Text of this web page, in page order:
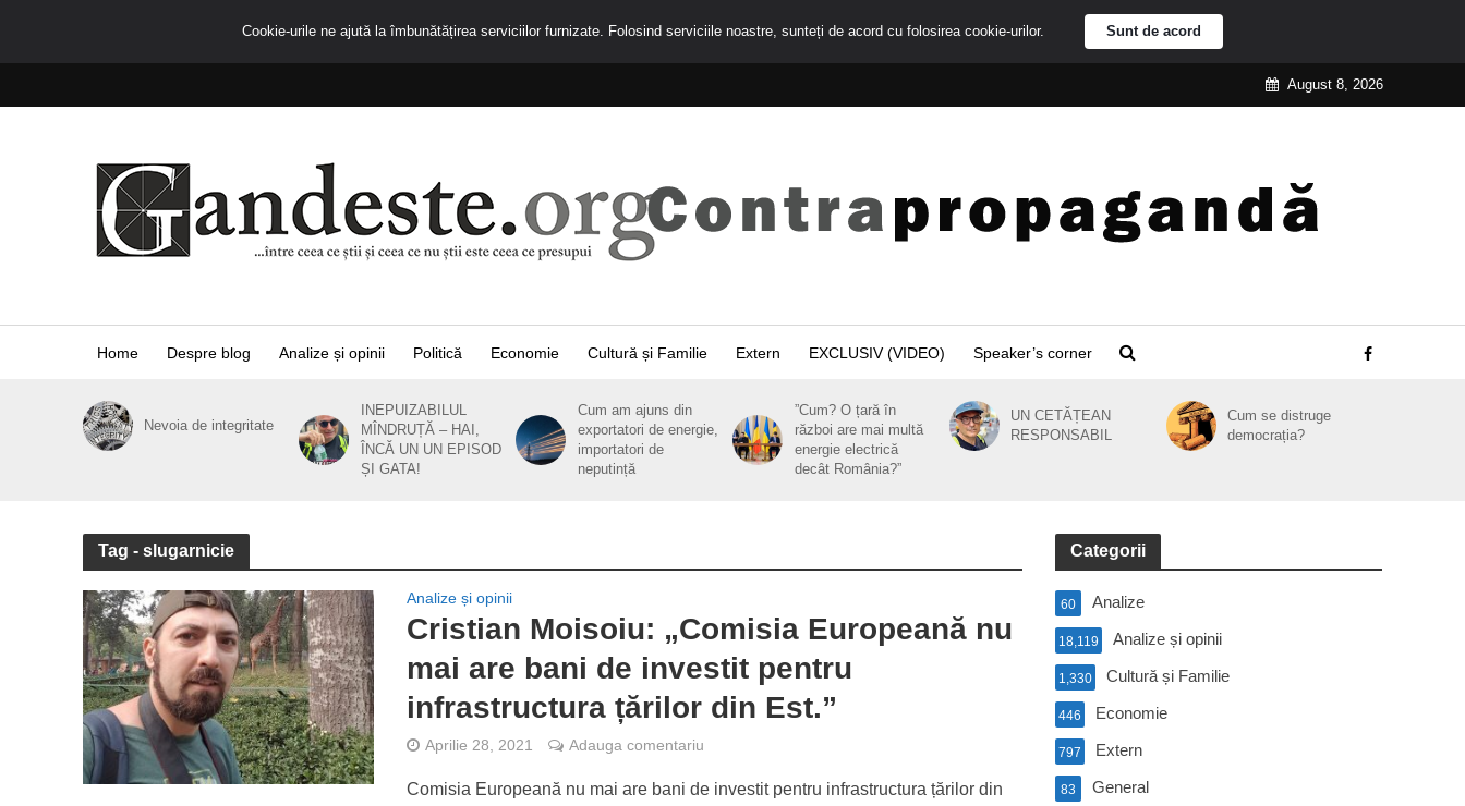
August 8, 2026
Home Despre blog Analize și opinii Politică Economie Cultură și Familie Extern EXCLUSIV (VIDEO) Speaker’s corner
Nevoia de integritate
INEPUIZABILUL
MÎNDRUȚĂ – HAI,
ÎNCĂ UN UN EPISOD
ȘI GATA!
Cum am ajuns din
exportatori de energie,
importatori de
neputință
”Cum? O țară în
război are mai multă
energie electrică
decât România?”
UN CETĂȚEAN
RESPONSABIL
Cum se distruge
democrația?
Tag - slugarnicie
Analize și opinii
Cristian Moisoiu: „Comisia Europeană nu
mai are bani de investit pentru
infrastructura țărilor din Est.”
Aprilie 28, 2021 Adauga comentariu
Comisia Europeană nu mai are bani de investit pentru infrastructura țărilor din
Categorii
Analize
60
Analize și opinii
18,119
Cultură și Familie
1,330
Economie
446
Extern
797
General
83
Cookie-urile ne ajută la îmbunătățirea serviciilor furnizate. Folosind serviciile noastre, sunteți de acord cu folosirea cookie-urilor. Sunt de acord